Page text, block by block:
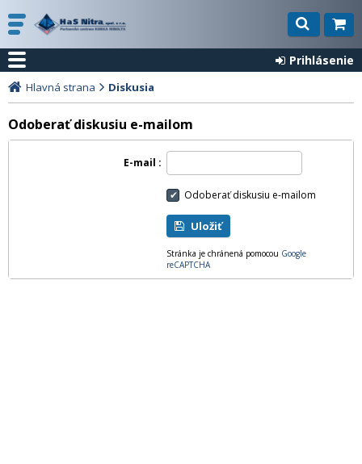
Prihlásenie
Hlavná strana Diskusia
Odoberať diskusiu e-mailom
E-mail
Odoberať diskusiu e-mailom
Uložiť
Stránka je chránená pomocou Google
reCAPTCHA